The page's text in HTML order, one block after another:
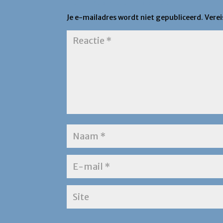
Je e-mailadres wordt niet gepubliceerd.